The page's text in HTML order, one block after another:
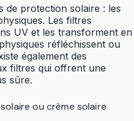
de protection solaire : les
Les filtres
UV et les transforment en
réfléchissent ou
également des
filtres qui offrent une
sûre.
ou crème solaire